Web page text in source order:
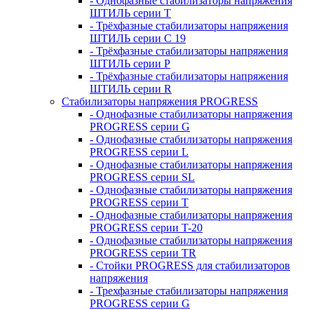
ШТИЛЬ серии T
- Трёхфазные стабилизаторы напряжения
ШТИЛЬ серии C 19
- Трёхфазные стабилизаторы напряжения
ШТИЛЬ серии P
- Трёхфазные стабилизаторы напряжения
ШТИЛЬ серии R
Стабилизаторы напряжения PROGRESS
- Однофазные стабилизаторы напряжения
PROGRESS серии G
- Однофазные стабилизаторы напряжения
PROGRESS серии L
- Однофазные стабилизаторы напряжения
PROGRESS серии SL
- Однофазные стабилизаторы напряжения
PROGRESS серии T
- Однофазные стабилизаторы напряжения
PROGRESS серии T-20
- Однофазные стабилизаторы напряжения
PROGRESS серии TR
- Стойки PROGRESS для стабилизаторов
напряжения
- Трехфазные стабилизаторы напряжения
PROGRESS серии G